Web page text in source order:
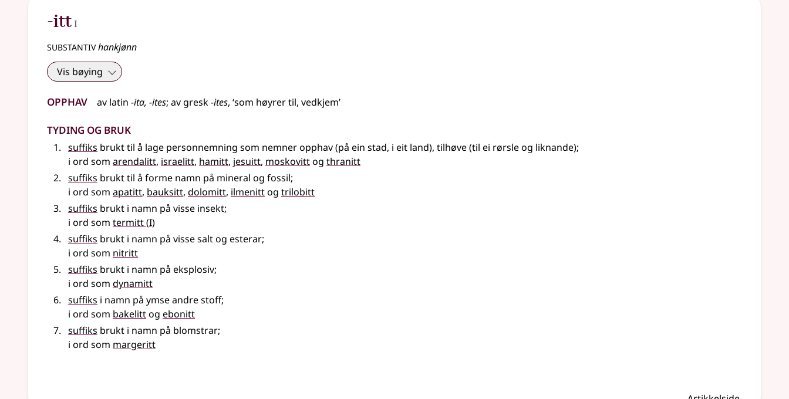
-itt I
substantivhankjønn
Vis bøying
Opphav av latin -ita, -ites; av gresk-ites, ‘som høyrer til, vedkjem’
Tyding og bruk
suffiks brukt til å lage personnemning som nemner opphav (på ein stad, i eit land), tilhøve (til ei rørsleog liknande);
i ord som arendalitt, israelitt, hamitt, jesuitt, moskovittog thranitt
suffiks brukt til å forme namn på mineral og fossil;
i ord som apatitt, bauksitt, dolomitt, ilmenittog trilobitt
suffiks brukt i namn på visse insekt;
i ord som termitt(1
I)
suffiks brukt i namn på visse salt og esterar;
i ord som nitritt
suffiks brukt i namn på eksplosiv;
i ord som dynamitt
suffiks i namn på ymse andre stoff;
i ord som bakelittog ebonitt
suffiks brukt i namn på blomstrar;
i ord som margeritt